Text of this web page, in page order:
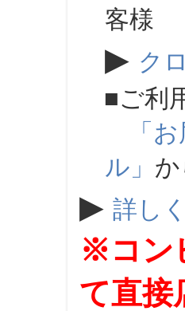
客様
▶ ク
■ご利
「
ル」
▶ 詳し
※コン
て直接